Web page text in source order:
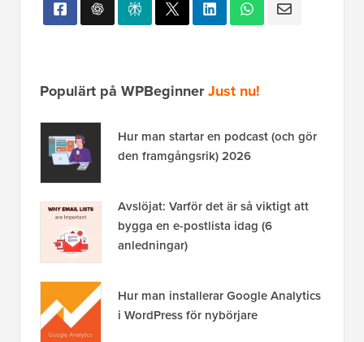
Populärt på WPBeginnerJust nu!
Hur man startar en podcast (och gör
den framgångsrik) 2026
Avslöjat: Varför det är så viktigt att
bygga en e-postlista idag (6
anledningar)
Hur man installerar Google Analytics
i WordPress för nybörjare